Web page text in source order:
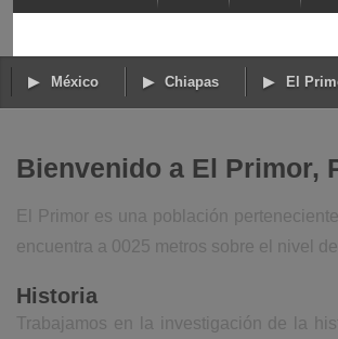
México Chiapas El
Bienvenido a El Primor,
El Primor es una población
encuentra a 0025 metros sobre el nivel
Historia
Trabajamos en la investigación de la